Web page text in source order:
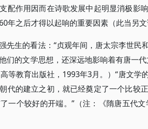
配作用因而在诗歌发展中起明显消极影
年之后才得以起响的重要因素（此当另文
先生的看法：“贞观年间，唐太宗李世民
们的文学思想，还深远地影响着有唐一
高等教育出版社，1993年3月。）“唐文
代的建立之初，就已经奠定了一个比较
一个较好的开端。”（注：《隋唐五代